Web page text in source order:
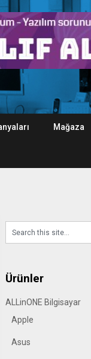
Mağaza
Ürünler
ALLinONE Bilgisayar
Apple
Asus